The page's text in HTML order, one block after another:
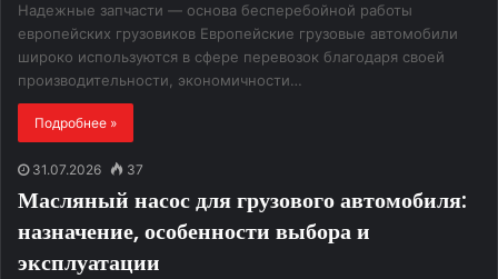
Надежные запчасти — основа бесперебойной работы
европейских грузовиков Европейские грузовые автомобили
широко используются в сфере перевозок благодаря своей
производительности, экономичности…
Подробнее »
31.07.2026 37
Масляный насос для грузового автомобиля:
назначение, особенности выбора и
эксплуатации